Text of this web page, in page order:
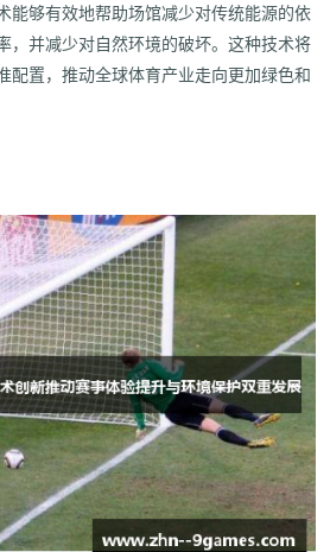
能够有效地帮助场馆减少对传统能源的依
，并减少对自然环境的破坏。这种技术将
配置，推动全球体育产业走向更加绿色和